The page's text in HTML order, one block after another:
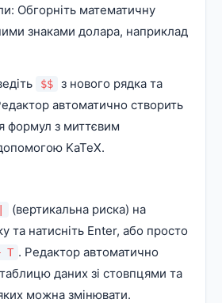
Обгорніть математичну
знаками долара, наприклад
$$
з нового рядка та
автоматично створить
формул з миттєвим
KaTeX.
(вертикальна риска) на
та натисніть Enter, або просто
T . Редактор автоматично
даних зі стовпцями та
можна змінювати.